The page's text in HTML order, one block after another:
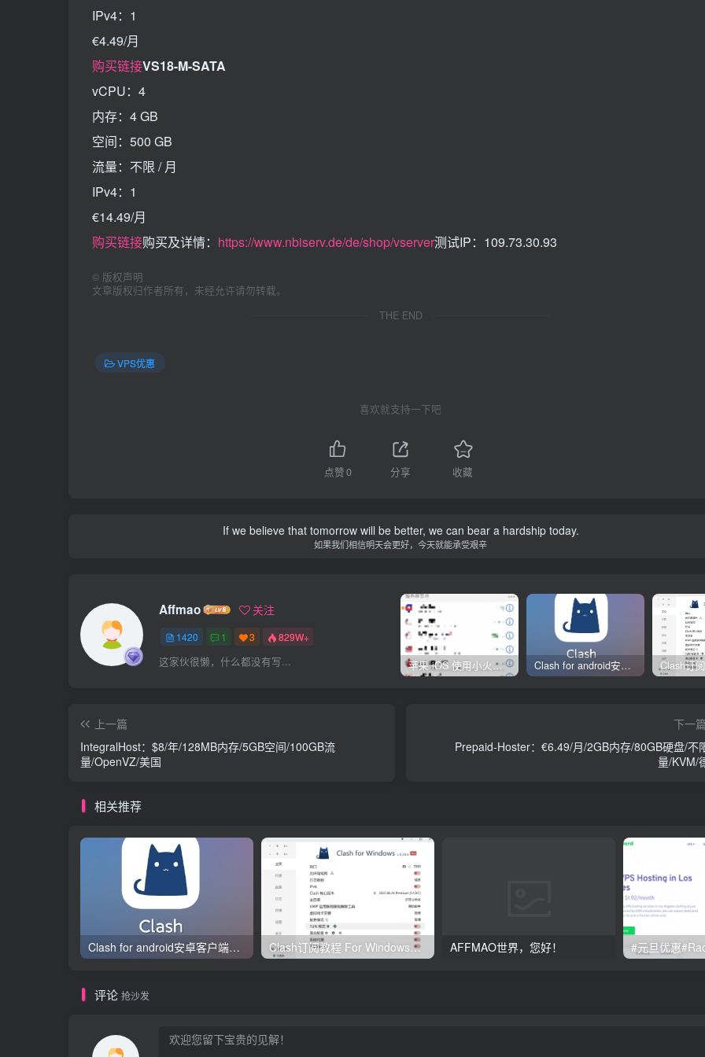
IPv4：1
€4.49/月
购买链接VS18-M-SATA
vCPU：4
内存：4 GB
空间：500 GB
流量：不限 / 月
IPv4：1
€14.49/月
购买链接购买及详情： https://www.nbiserv.de/de/shop/vserver测试IP：109.73.30.93
© 版权声明
文章版权归作者所有，未经允许请勿转载。
THE END
VPS优惠
喜欢就支持一下吧
点赞0 分享 收藏
If we believe that tomorrow will be better, we can bear a hardship today.
如果我们相信明天会更好，今天就能承受艰辛
Affmao 关注
1420 1 3 829W+
这家伙很懒，什么都没有写... 苹果 iOS 使用小火箭(shadowrocket)新手教程 Clash for android安卓客户端保姆级新手使用教程
上一篇
IntegralHost：$8/年/128MB内存/5GB空间/100GB流
量/OpenVZ/美国
下一篇
Prepaid-Hoster：€6.49/月/2GB内存/80GB硬盘/不
量/KVM/
相关推荐
Clash for android安卓客户端保姆级新手使用教程 Clash订阅教程 For Windows中文使用图文教程 AFFMAO世界，您好！
评论 抢沙发